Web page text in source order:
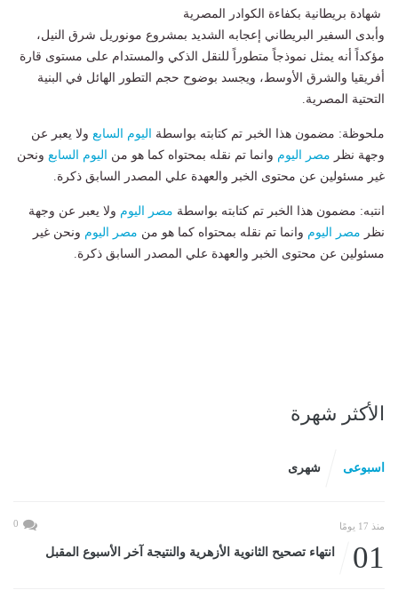
​ شهادة بريطانية بكفاءة الكوادر المصرية
وأبدى السفير البريطاني إعجابه الشديد بمشروع مونوريل شرق النيل،
مؤكداً أنه يمثل نموذجاً متطوراً للنقل الذكي والمستدام على مستوى قارة
أفريقيا والشرق الأوسط، ويجسد بوضوح حجم التطور الهائل في البنية
التحتية المصرية.
ملحوظة: مضمون هذا الخبر تم كتابته بواسطة اليوم السابع ولا يعبر عن
وجهة نظر مصر اليوم وانما تم نقله بمحتواه كما هو من اليوم السابع ونحن
غير مسئولين عن محتوى الخبر والعهدة علي المصدر السابق ذكرة.
انتبه: مضمون هذا الخبر تم كتابته بواسطة مصر اليوم ولا يعبر عن وجهة
نظر مصر اليوم وانما تم نقله بمحتواه كما هو من مصر اليوم ونحن غير
مسئولين عن محتوى الخبر والعهدة علي المصدر السابق ذكرة.
الأكثر شهرة
اسبوعى شهرى
منذ 17 يومًا 0
01 انتهاء تصحيح الثانوية الأزهرية والنتيجة آخر الأسبوع المقبل